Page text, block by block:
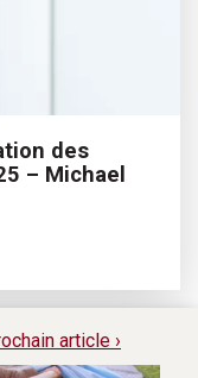
des
– Michael
article ›